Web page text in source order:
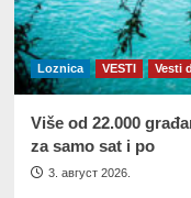
Loznica VESTI Vesti
Više od 22.000
za samo sat i po
3. август 2026.